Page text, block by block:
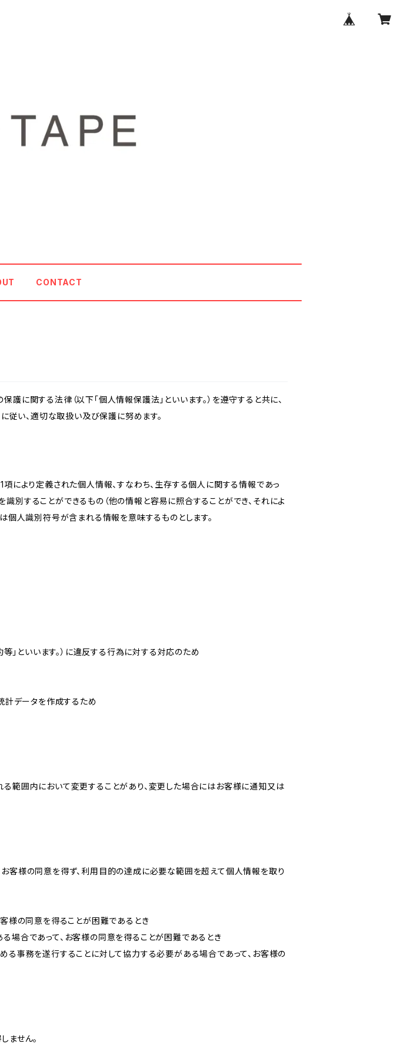
CONTACT
に関する法律（以下「個人情報保護法」といいます。）を遵守すると共に、
に従い、適切な取扱い及び保護に努めます。
により定義された個人情報、すなわち、生存する個人に関する情報であっ
別することができるもの（他の情報と容易に照合することができ、それによ
個人識別符号が含まれる情報を意味するものとします。
等」といいます。）に違反する行為に対する対応のため
計データを作成するため
範囲内において変更することがあり、変更した場合にはお客様に通知又は
客様の同意を得ず、利用目的の達成に必要な範囲を超えて個人情報を取り
様の同意を得ることが困難であるとき
場合であって、お客様の同意を得ることが困難であるとき
る事務を遂行することに対して協力する必要がある場合であって、お客様の
ません。